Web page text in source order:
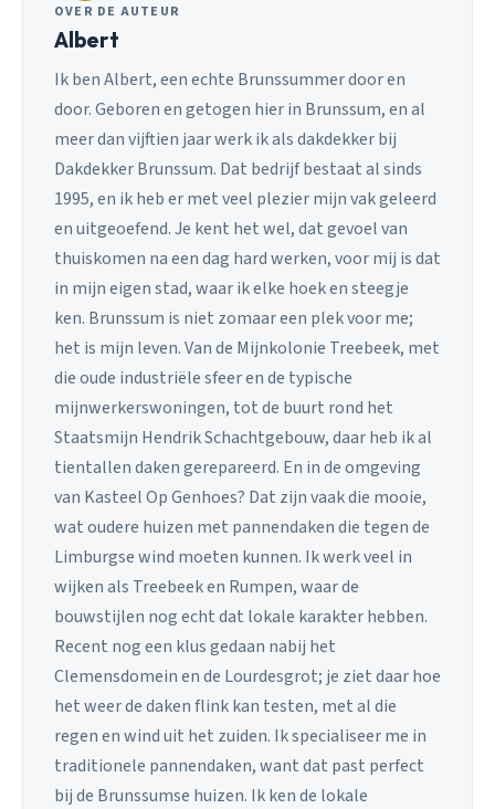
OVER DE AUTEUR
Albert
Ik ben Albert, een echte Brunssummer door en
door. Geboren en getogen hier in Brunssum, en al
meer dan vijftien jaar werk ik als dakdekker bij
Dakdekker Brunssum. Dat bedrijf bestaat al sinds
1995, en ik heb er met veel plezier mijn vak geleerd
en uitgeoefend. Je kent het wel, dat gevoel van
thuiskomen na een dag hard werken, voor mij is dat
in mijn eigen stad, waar ik elke hoek en steegje
ken. Brunssum is niet zomaar een plek voor me;
het is mijn leven. Van de Mijnkolonie Treebeek, met
die oude industriële sfeer en de typische
mijnwerkerswoningen, tot de buurt rond het
Staatsmijn Hendrik Schachtgebouw, daar heb ik al
tientallen daken gerepareerd. En in de omgeving
van Kasteel Op Genhoes? Dat zijn vaak die mooie,
wat oudere huizen met pannendaken die tegen de
Limburgse wind moeten kunnen. Ik werk veel in
wijken als Treebeek en Rumpen, waar de
bouwstijlen nog echt dat lokale karakter hebben.
Recent nog een klus gedaan nabij het
Clemensdomein en de Lourdesgrot; je ziet daar hoe
het weer de daken flink kan testen, met al die
regen en wind uit het zuiden. Ik specialiseer me in
traditionele pannendaken, want dat past perfect
bij de Brunssumse huizen. Ik ken de lokale